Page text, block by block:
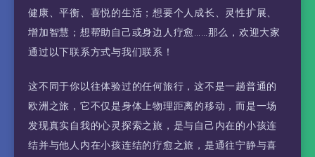
健康、平衡、喜悦的生活；想要个人成长、灵性扩展、
增加智慧；想帮助自己或身边人疗愈……那么，欢迎大家
通过以下联系方式与我们联系！
这不同于你以往体验过的任何旅行，这不是一趟普通的
欧洲之旅，它不仅是身体上物理距离的移动，而是一场
发现真实自我的心灵探索之旅，是与自己内在的小孩连
结并与他人内在小孩连结的疗愈之旅，是通往宁静与喜